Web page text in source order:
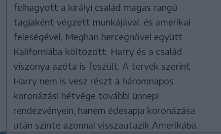
felhagyott a királyi család magas rangú
tagjaként végzett munkájával, és amerikai
feleségével, Meghan hercegnővel együtt
Kaliforniába költözött. Harry és a család
viszonya azóta is feszült. A tervek szerint
Harry nem is vesz részt a háromnapos
koronázási hétvége további ünnepi
rendezvényein, hanem édesapja koronázása
után szinte azonnal visszautazik Amerikába.